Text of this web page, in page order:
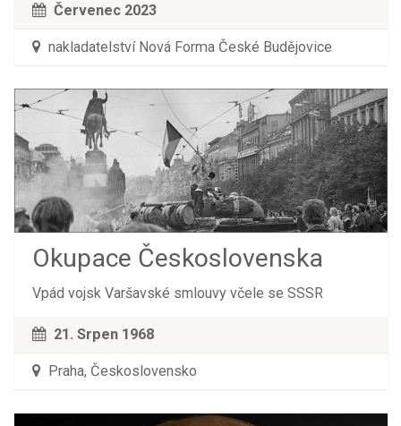
Červenec 2023
nakladatelství Nová Forma České Budějovice
Okupace Československa
Vpád vojsk Varšavské smlouvy včele se SSSR
21. Srpen 1968
Praha, Československo